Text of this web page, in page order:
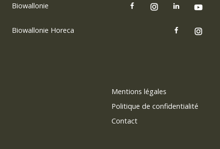
Biowallonie
Biowallonie Horeca
Mentions légales
Politique de confidentialité
Contact